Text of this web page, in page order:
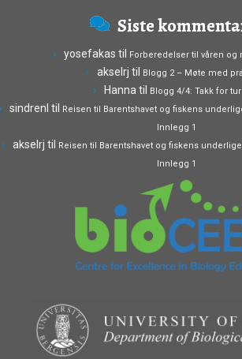
Siste
yosefakas til Forberedelser til våren og
akselrj til Blogg 2 – Møte med
Hanna til Blogg 4/4: Takk for
sindrenl til Reisen til Barentshavet og fiskens
Innlegg 1
akselrj til Reisen til Barentshavet og fiskens
Innlegg 1